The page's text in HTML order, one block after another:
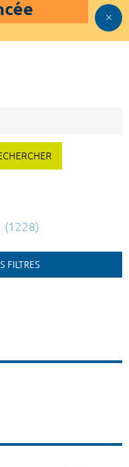
(1228)
FILTRES